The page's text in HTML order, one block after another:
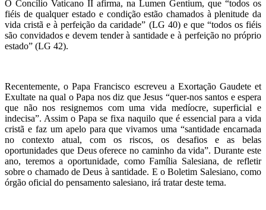
O Concílio Vaticano II afirma, na Lumen Gentium, que “todos os
fiéis de qualquer estado e condição estão chamados à plenitude da
vida cristã e à perfeição da caridade” (LG 40) e que “todos os fiéis
são convidados e devem tender à santidade e à perfeição no próprio
estado” (LG 42).
Recentemente, o Papa Francisco escreveu a Exortação Gaudete et
Exultate na qual o Papa nos diz que Jesus “quer-nos santos e espera
que não nos resignemos com uma vida medíocre, superficial e
indecisa”. Assim o Papa se fixa naquilo que é essencial para a vida
cristã e faz um apelo para que vivamos uma “santidade encarnada
no contexto atual, com os riscos, os desafios e as belas
oportunidades que Deus oferece no caminho da vida”. Durante este
ano, teremos a oportunidade, como Família Salesiana, de refletir
sobre o chamado de Deus à santidade. E o Boletim Salesiano, como
órgão oficial do pensamento salesiano, irá tratar deste tema.